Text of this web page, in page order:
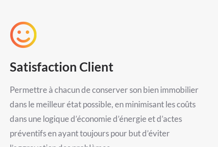
Satisfaction Client
Permettre à chacun de conserver son bien immobilier
dans le meilleur état possible, en minimisant les coûts
dans une logique d’économie d’énergie et d’actes
préventifs en ayant toujours pour but d’éviter